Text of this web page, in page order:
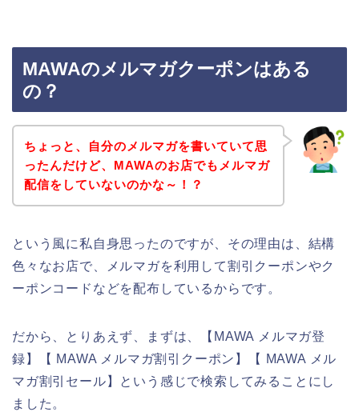
MAWAのメルマガクーポンはある
の？
ちょっと、自分のメルマガを書いていて思
ったんだけど、MAWAのお店でもメルマガ
配信をしていないのかな～！？
という風に私自身思ったのですが、その理由は、結構
色々なお店で、メルマガを利用して割引クーポンやク
ーポンコードなどを配布しているからです。
だから、とりあえず、まずは、【MAWA メルマガ登
録】【 MAWA メルマガ割引クーポン】【 MAWA メル
マガ割引セール】という感じで検索してみることにし
ました。